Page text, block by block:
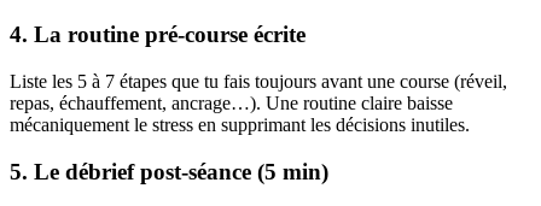
4. La routine pré-course écrite
Liste les 5 à 7 étapes que tu fais toujours avant une course (réveil,
repas, échauffement, ancrage…). Une routine claire baisse
mécaniquement le stress en supprimant les décisions inutiles.
5. Le débrief post-séance (5 min)